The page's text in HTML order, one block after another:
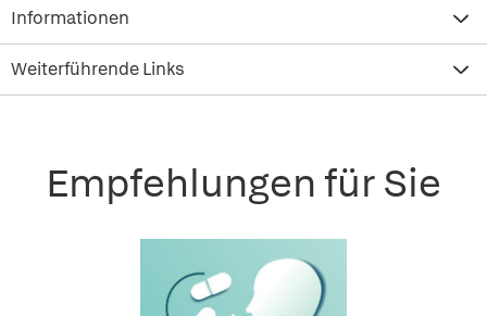
Informationen
Weiterführende Links
Empfehlungen für Sie